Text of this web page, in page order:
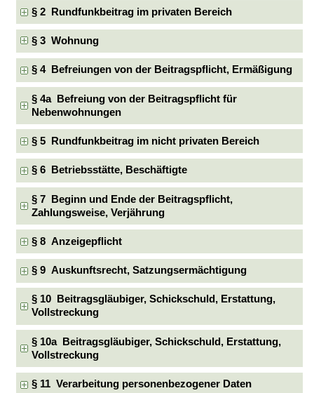
§ 2 Rundfunkbeitrag im privaten Bereich
§ 3 Wohnung
§ 4 Befreiungen von der Beitragspflicht, Ermäßigung
§ 4a Befreiung von der Beitragspflicht für
Nebenwohnungen
§ 5 Rundfunkbeitrag im nicht privaten Bereich
§ 6 Betriebsstätte, Beschäftigte
§ 7 Beginn und Ende der Beitragspflicht,
Zahlungsweise, Verjährung
§ 8 Anzeigepflicht
§ 9 Auskunftsrecht, Satzungsermächtigung
§ 10 Beitragsgläubiger, Schickschuld, Erstattung,
Vollstreckung
§ 10a Beitragsgläubiger, Schickschuld, Erstattung,
Vollstreckung
§ 11 Verarbeitung personenbezogener Daten